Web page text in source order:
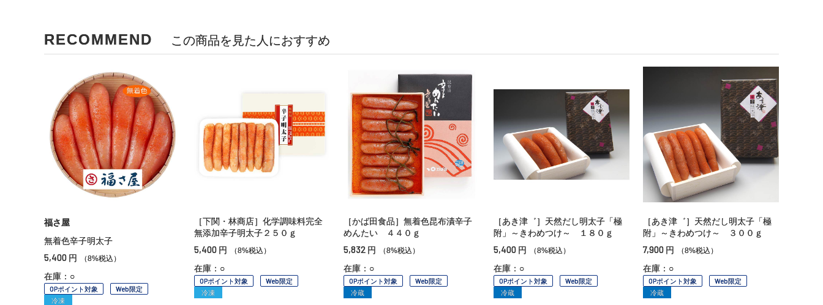
RECOMMEND この商品を見た人におすすめ
福さ屋
無着色辛子明太子
5,400 円 （8%税込）
在庫：○
OPポイント対象
Web限定
冷凍
［下関・林商店］化学調味料完全
無添加辛子明太子２５０ｇ
5,400 円 （8%税込）
在庫：○
OPポイント対象
Web限定
冷凍
［かば田食品］無着色昆布漬辛子
めんたい ４４０ｇ
5,832 円 （8%税込）
在庫：○
OPポイント対象
Web限定
冷蔵
［あき津゛］天然だし明太子「極
附」～きわめつけ～ １８０ｇ
5,400 円 （8%税込）
在庫：○
OPポイント対象
Web限定
冷蔵
［あき津゛］天然だし明太子「極
附」～きわめつけ～ ３００ｇ
7,900 円 （8%税込）
在庫：○
OPポイント対象
Web限定
冷蔵